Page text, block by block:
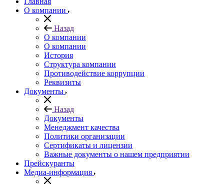
О компании
Назад
О компании
О компании
История
Структура компании
Противодействие коррупции
Реквизиты
Документы
Назад
Документы
Менеджмент качества
Политики организации
Сертификаты и лицензии
Важные документы о нашем предприятии
Прейскуранты
Медиа-информация